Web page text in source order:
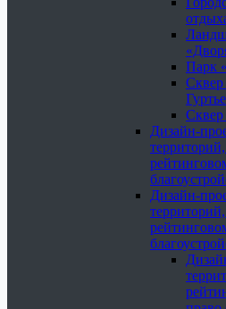
Парк
Дизайн-
Дизайн-